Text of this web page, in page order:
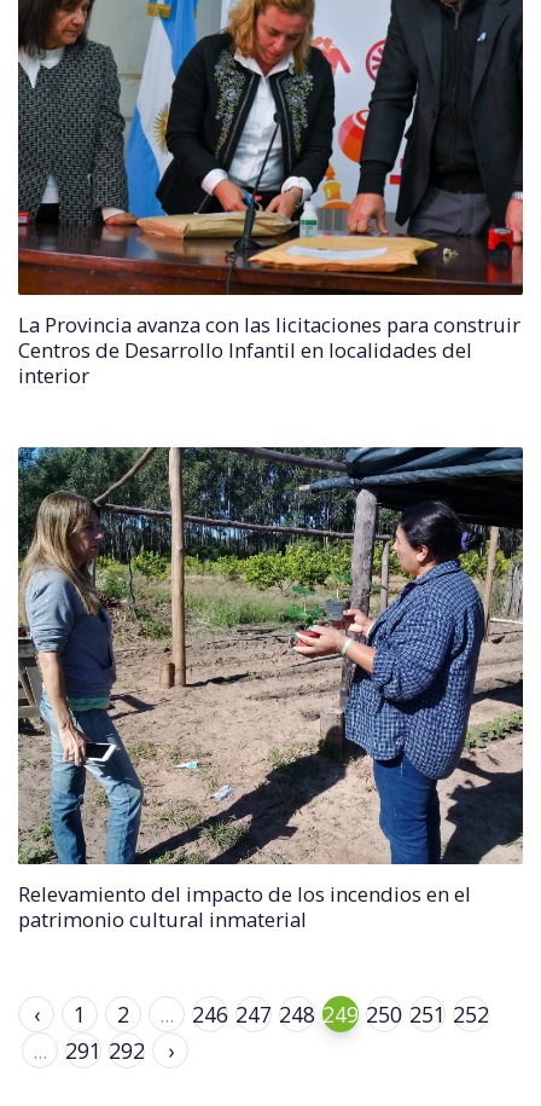
La Provincia avanza con las licitaciones para construir
Centros de Desarrollo Infantil en localidades del
interior
Relevamiento del impacto de los incendios en el
patrimonio cultural inmaterial
‹ 1 2 ... 246 247 248 249 250 251 252
...
291 292 ›